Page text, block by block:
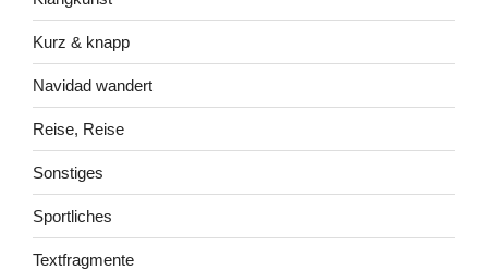
Kurz & knapp
Navidad wandert
Reise, Reise
Sonstiges
Sportliches
Textfragmente